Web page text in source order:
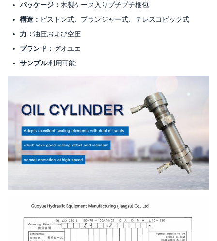
パッケージ： 木製ケース入りプチプチ梱包
構造： ピストン式、プランジャー式、テレスコピック式
力： 油圧および空圧
ブランド： グオユエ
サンプル:利用可能